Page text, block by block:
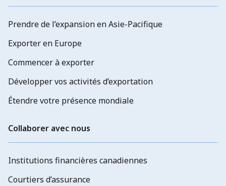
Prendre de l’expansion en Asie-Pacifique
Exporter en Europe
Commencer à exporter
Développer vos activités d’exportation
Étendre votre présence mondiale
Collaborer avec nous
Institutions financières canadiennes
Courtiers d’assurance